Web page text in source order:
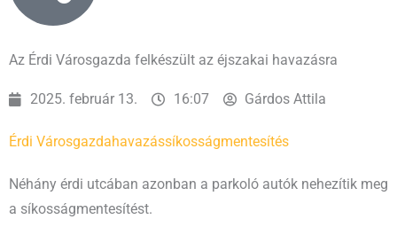
Az Érdi Városgazda felkészült az éjszakai havazásra
2025. február 13. 16:07 Gárdos Attila
Érdi Városgazdahavazássíkosságmentesítés
Néhány érdi utcában azonban a parkoló autók nehezítik meg
a síkosságmentesítést.